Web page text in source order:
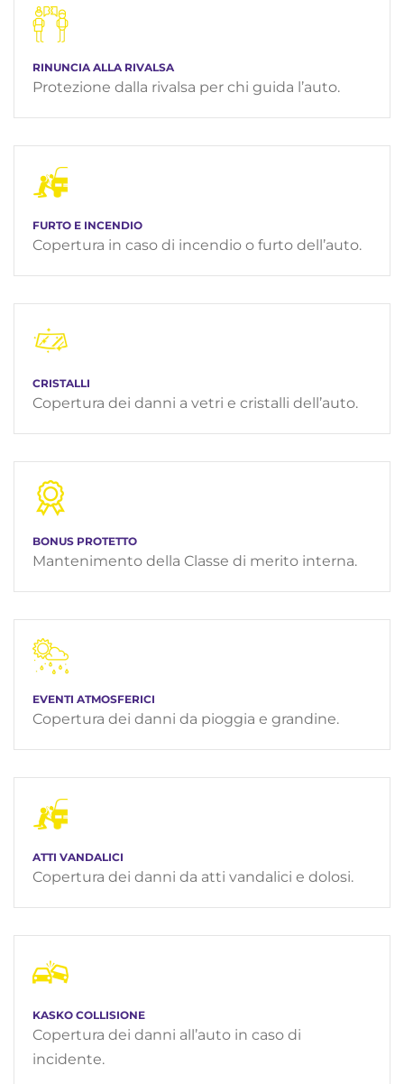
RINUNCIA ALLA RIVALSA
Protezione dalla rivalsa per chi guida l’auto.
FURTO E INCENDIO
Copertura in caso di incendio o furto dell’auto.
CRISTALLI
Copertura dei danni a vetri e cristalli dell’auto.
BONUS PROTETTO
Mantenimento della Classe di merito interna.
EVENTI ATMOSFERICI
Copertura dei danni da pioggia e grandine.
ATTI VANDALICI
Copertura dei danni da atti vandalici e dolosi.
KASKO COLLISIONE
Copertura dei danni all’auto in caso di
incidente.